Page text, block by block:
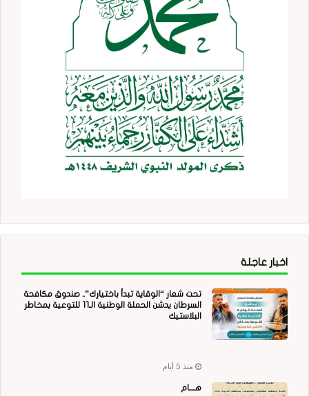
اخبار عاجلة
تحت شعار “الوقاية تبدأ باختيارك”.. صندوق مكافحة
السرطان يدشن الحملة الوطنية الـ11 للتوعية بمخاطر
البلاستيك
منذ 5 أيام
هــــام